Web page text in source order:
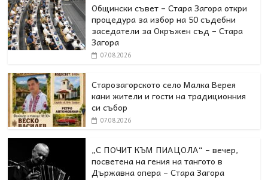
Общински съвет – Стара Загора откри
процедура за избор на 50 съдебни
заседатели за Окръжен съд – Стара
Загора
07.08.2026
Старозагорското село Малка Верея
кани жители и гости на традиционния
си събор
07.08.2026
„С ПОЧИТ КЪМ ПИАЦОЛА“ – вечер,
посветена на гения на тангото в
Държавна опера – Стара Загора